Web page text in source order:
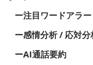
ー注目ワードアラー
ー感情分析 / 応対分
ーAI通話要約